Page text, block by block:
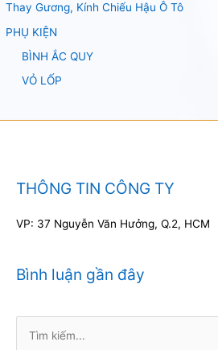
Thay Gương, Kính Chiếu Hậu Ô Tô
PHỤ KIỆN
BÌNH ẮC QUY
VỎ LỐP
THÔNG TIN CÔNG TY
VP: 37 Nguyễn Văn Hưởng, Q.2, HCM
Bình luận gần đây
kiếm: